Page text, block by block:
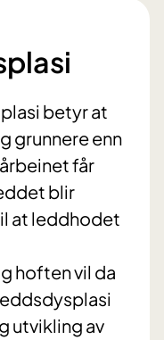
betyr at
grunnere enn
får
blir
at leddhodet
hoften vil da
utvikling av